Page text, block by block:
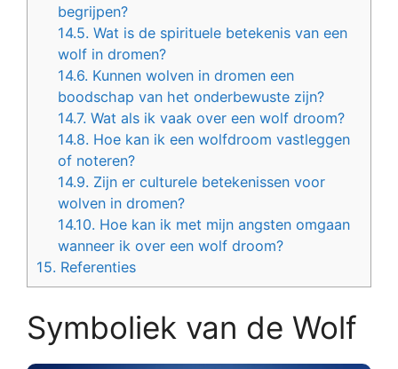
begrijpen?
14.5. Wat is de spirituele betekenis van een
wolf in dromen?
14.6. Kunnen wolven in dromen een
boodschap van het onderbewuste zijn?
14.7. Wat als ik vaak over een wolf droom?
14.8. Hoe kan ik een wolfdroom vastleggen
of noteren?
14.9. Zijn er culturele betekenissen voor
wolven in dromen?
14.10. Hoe kan ik met mijn angsten omgaan
wanneer ik over een wolf droom?
15. Referenties
Symboliek van de Wolf